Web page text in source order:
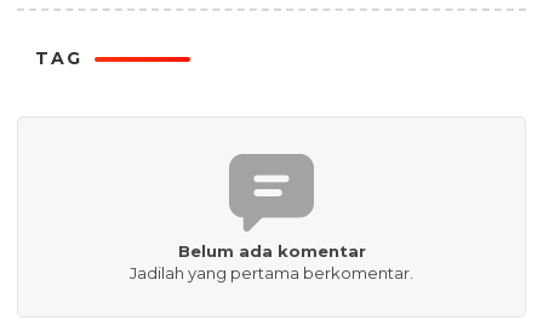
TAG
Belum ada komentar
Jadilah yang pertama berkomentar.